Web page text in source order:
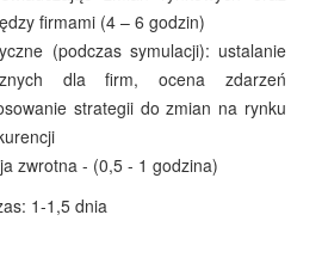
firmami (4 – 6 godzin)
(podczas symulacji): ustalanie
dla firm, ocena zdarzeń
strategii do zmian na rynku
zwrotna - (0,5 - 1 godzina)
1-1,5 dnia